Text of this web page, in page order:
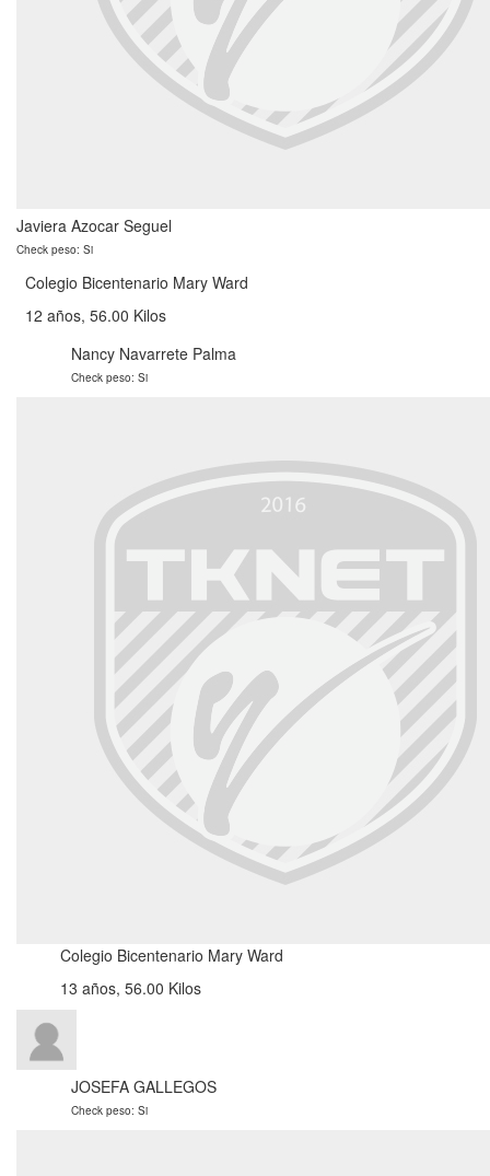
Javiera Azocar Seguel
Check peso: Si
Colegio Bicentenario Mary Ward
12 años, 56.00 Kilos
Nancy Navarrete Palma
Check peso: Si
Colegio Bicentenario Mary Ward
13 años, 56.00 Kilos
JOSEFA GALLEGOS
Check peso: Si